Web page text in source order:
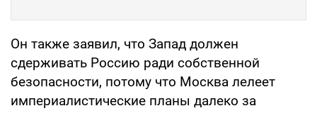
Он также заявил, что Запад должен
сдерживать Россию ради собственной
безопасности, потому что Москва лелеет
империалистические планы далеко за